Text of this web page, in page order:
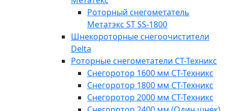
Роторный снегометатель
Метатэкс ST SS-1800
Шнекороторные снегоочистители
Delta
Роторные снегометатели СТ-Техникс
Снегоротор 1600 мм СТ-Техникс
Снегоротор 1800 мм СТ-Техникс
Снегоротор 2000 мм СТ-Техникс